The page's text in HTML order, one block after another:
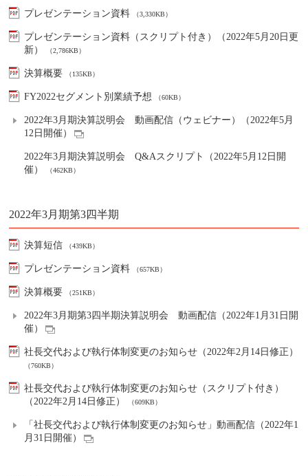
プレゼンテーション資料 （3,330KB）
プレゼンテーション資料（スクリプト付き）（2022年5月20日更
新）
（2,786KB）
決算概要 （135KB）
FY2022セグメント別業績予想 （60KB）
2022年3月期決算説明会 動画配信（ウェビナー）（2022年5月
12日開催）
2022年3月期決算説明会 Q&Aスクリプト（2022年5月12日開
催）
（462KB）
2022年3月期第3四半期
決算短信 （439KB）
プレゼンテーション資料 （657KB）
決算概要 （251KB）
2022年3月期第3四半期決算説明会 動画配信（2022年1月31日開
催）
社長交代および執行体制変更のお知らせ（2022年2月14日修正）
（760KB）
社長交代および執行体制変更のお知らせ（スクリプト付き）
（2022年2月14日修正）
（609KB）
「社長交代および執行体制変更のお知らせ」動画配信（2022年1
月31日開催）